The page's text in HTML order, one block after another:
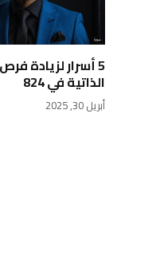
5 أسرار لزيادة
الذاتية في 824
أبريل 30, 2025